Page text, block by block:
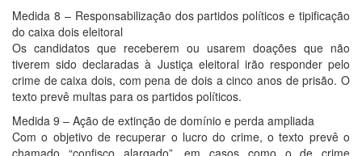
Medida 8 – Responsabilização dos partidos políticos e tipificação
do caixa dois eleitoral
Os candidatos que receberem ou usarem doações que não
tiverem sido declaradas à Justiça eleitoral irão responder pelo
crime de caixa dois, com pena de dois a cinco anos de prisão. O
texto prevê multas para os partidos políticos.
Medida 9 – Ação de extinção de domínio e perda ampliada
Com o objetivo de recuperar o lucro do crime, o texto prevê o
chamado “confisco alargado”, em casos como o de crime